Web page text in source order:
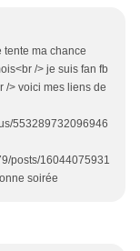
tente ma chance
/> je suis fan fb
/> voici mes liens de
553289732096946
posts/16044075931
soirée